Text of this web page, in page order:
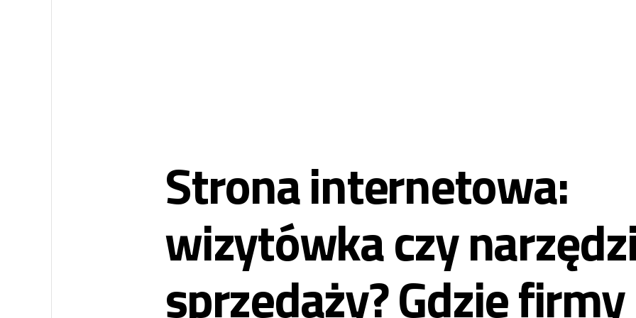
Strona internetowa:
wizytówka czy
sprzedaży? Gdzie firmy